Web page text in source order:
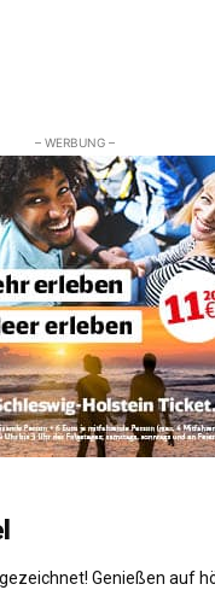
– WERBUNG –
Genießen auf